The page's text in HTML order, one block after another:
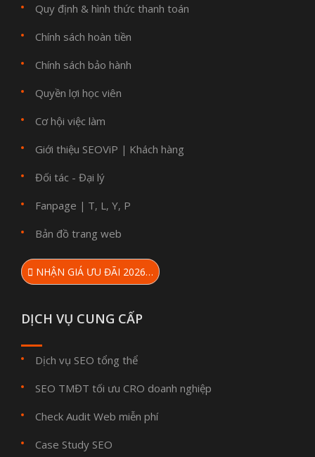
Quy định & hình thức thanh toán
Chính sách hoàn tiền
Chính sách bảo hành
Quyền lợi học viên
Cơ hội việc làm
Giới thiệu SEOViP | Khách hàng
Đối tác - Đại lý
Fanpage | T, L , Y, P
Bản đồ trang web
NHẬN GIÁ ƯU ĐÃI 2026…
DỊCH VỤ CUNG CẤP
Dịch vụ SEO tổng thể
SEO TMĐT tối ưu CRO doanh nghiệp
Check Audit Web miễn phí
Case Study SEO